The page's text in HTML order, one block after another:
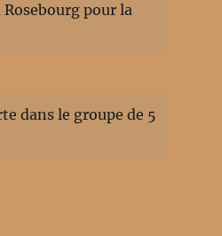
pour la
dans le groupe de 5